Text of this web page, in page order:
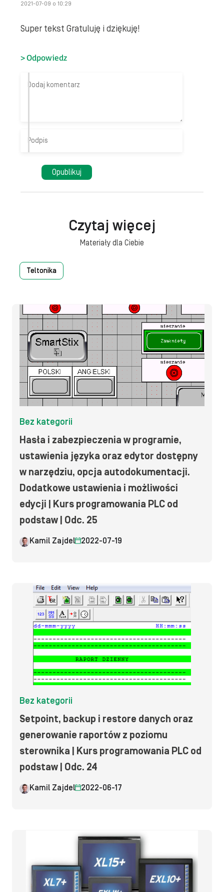
2021-07-09 o 10:29
Super tekst Gratuluję i dziękuję!
Odpowiedz
Czytaj więcej
Materiały dla Ciebie
Teltonika
Bez kategorii
Hasła i zabezpieczenia w programie,
ustawienia języka oraz edytor dostępny
w narzędziu, opcja autodokumentacji.
Dodatkowe ustawienia i możliwości
edycji | Kurs programowania PLC od
podstaw | Odc. 25
Kamil Zajdel 2022-07-19
Bez kategorii
Setpoint, backup i restore danych oraz
generowanie raportów z poziomu
sterownika | Kurs programowania PLC od
podstaw | Odc. 24
Kamil Zajdel 2022-06-17